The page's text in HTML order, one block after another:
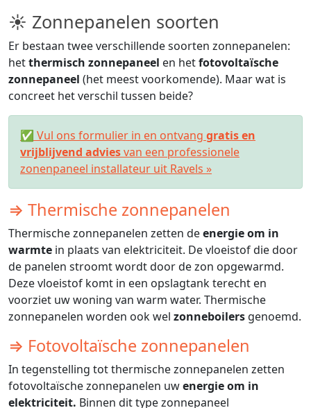
☀ Zonnepanelen soorten
Er bestaan twee verschillende soorten zonnepanelen:
hetthermisch zonnepaneel en hetfotovoltaïsche
zonnepaneel (het meest voorkomende). Maar wat is
concreet het verschil tussen beide?
✅ Vul ons formulier in en ontvang gratis en
vrijblijvend adviesvan een professionele
zonenpaneel installateur uit Ravels »
⇒ Thermische zonnepanelen
Thermische zonnepanelen zetten deenergie om in
warmte in plaats van elektriciteit. De vloeistof die door
de panelen stroomt wordt door de zon opgewarmd.
Deze vloeistof komt in een opslagtank terecht en
voorziet uw woning van warm water. Thermische
zonnepanelen worden ook wel zonneboilers genoemd.
⇒ Fotovoltaïsche zonnepanelen
In tegenstelling tot thermische zonnepanelen zetten
fotovoltaïsche zonnepanelen uwenergie om in
elektriciteit. Binnen dit type zonnepaneel